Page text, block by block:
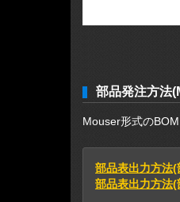
部品発注方法
Mouser形式の
部品表出力方法
部品表出力方法